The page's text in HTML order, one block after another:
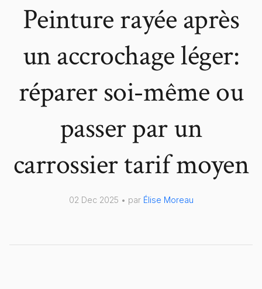
Peinture rayée après
un accrochage léger:
réparer soi‑même ou
passer par un
carrossier tarif moyen
02 Dec 2025 • par Élise Moreau